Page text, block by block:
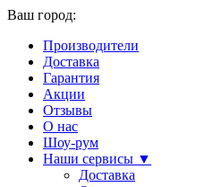
Ваш город:
Производители
Доставка
Гарантия
Акции
Отзывы
О нас
Шоу-рум
Наши сервисы ▼
Доставка